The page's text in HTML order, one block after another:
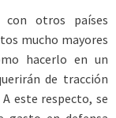
otros países
mucho mayores
hacerlo en un
de tracción
este respecto, se